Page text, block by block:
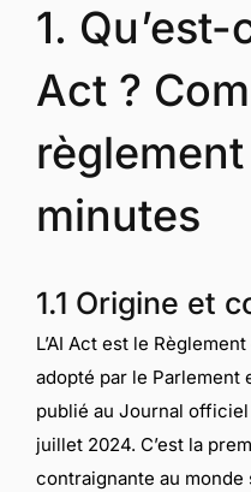
1. Qu’est-
Act ?
minutes
1.1 Origine et
L’AI Act est le
adopté par le Parlement
publié au Journal officiel
juillet 2024. C’est la
contraignante au